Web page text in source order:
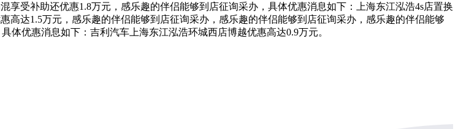
受补助还优惠1.8万元，感乐趣的伴侣能够到店征询采办，具体优惠消息如下：上海东江泓浩4s店置换
达1.5万元，感乐趣的伴侣能够到店征询采办，感乐趣的伴侣能够到店征询采办，感乐趣的伴侣能够
优惠消息如下：吉利汽车上海东江泓浩环城西店博越优惠高达0.9万元。